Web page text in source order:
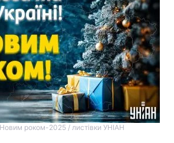
роком-2025 / листівки УНІАН